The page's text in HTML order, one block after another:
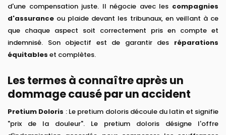
d'une compensation juste. Il négocie avec les compagnies
d'assurance ou plaide devant les tribunaux, en veillant à ce
que chaque aspect soit correctement pris en compte et
indemnisé. Son objectif est de garantir des réparations
équitables et complètes.
Les termes à connaître après un
dommage causé par un accident
Pretium Doloris : Le pretium doloris découle du latin et signifie
"prix de la douleur". Le pretium doloris désigne l'offre